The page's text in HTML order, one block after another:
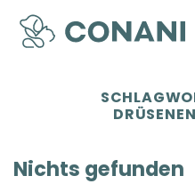
Zum
Inhalt
springen
Nichts gefunden